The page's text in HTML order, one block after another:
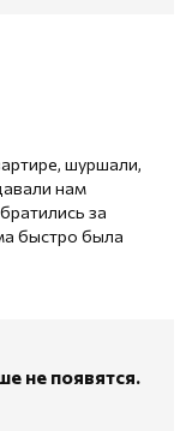
шуршали,
нам
за
быстро была
не появятся.